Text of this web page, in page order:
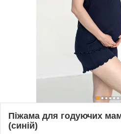
Піжама для годуючих
(синій)